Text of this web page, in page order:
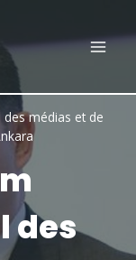
médias et de
des